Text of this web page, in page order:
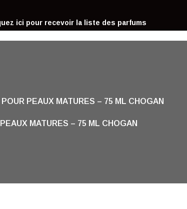
ici pour recevoir la liste des parfums
PEAUX MATURES – 75 ML CHOGAN
MATURES – 75 ML CHOGAN